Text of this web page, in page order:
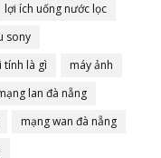
lợi ích uống nước lọc
sony
tính là gì
máy ảnh
lan đà nẵng
mạng wan đà nẵng